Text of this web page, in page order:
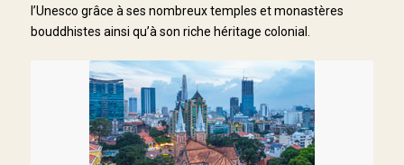
l’Unesco grâce à ses nombreux temples et monastères
bouddhistes ainsi qu’à son riche héritage colonial.